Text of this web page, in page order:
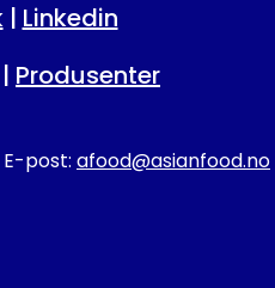
| Linkedin
| Produsenter
post: afood@asianfood.no